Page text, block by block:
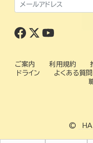
ご案内 利用規約
ドライン
よくある質問
©